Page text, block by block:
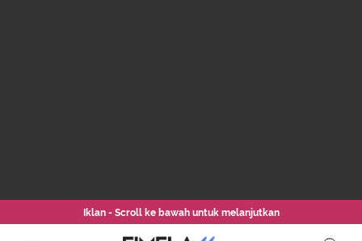
Iklan - Scroll ke bawah untuk melanjutkan